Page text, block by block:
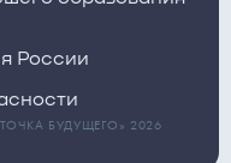
России
БУДУЩЕГО» 2026